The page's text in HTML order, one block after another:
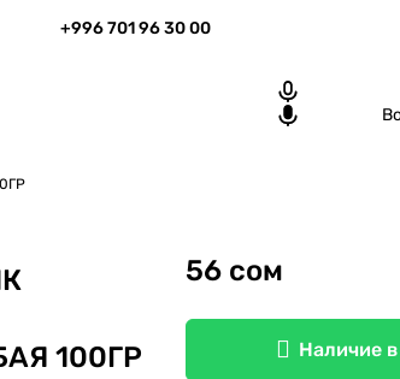
+996 701 96 30 00
100ГР
56 сом
Наличие